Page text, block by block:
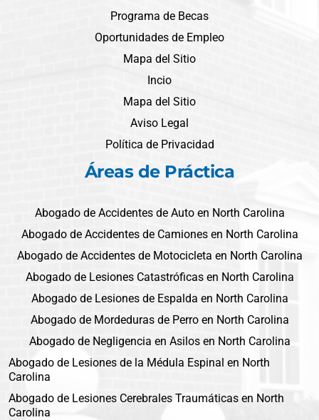
Programa de Becas
Oportunidades de Empleo
Mapa del Sitio
Incio
Mapa del Sitio
Aviso Legal
Política de Privacidad
Áreas de Práctica
Abogado de Accidentes de Auto en North Carolina
Abogado de Accidentes de Camiones en North Carolina
Abogado de Accidentes de Motocicleta en North Carolina
Abogado de Lesiones Catastróficas en North Carolina
Abogado de Lesiones de Espalda en North Carolina
Abogado de Mordeduras de Perro en North Carolina
Abogado de Negligencia en Asilos en North Carolina
Abogado de Lesiones de la Médula Espinal en North
Carolina
Abogado de Lesiones Cerebrales Traumáticas en North
Carolina